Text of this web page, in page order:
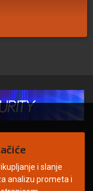
2026. | ARILEO
i slanje
analizu prometa i